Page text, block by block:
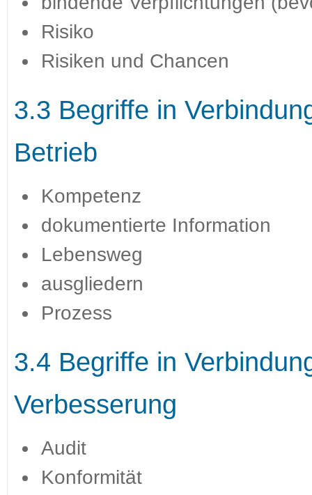
Risiko
Risiken und Chancen
3.3 Begriffe in
Betrieb
Kompetenz
dokumentierte Information
Lebensweg
ausgliedern
Prozess
3.4 Begriffe in
Verbesserung
Audit
Konformität